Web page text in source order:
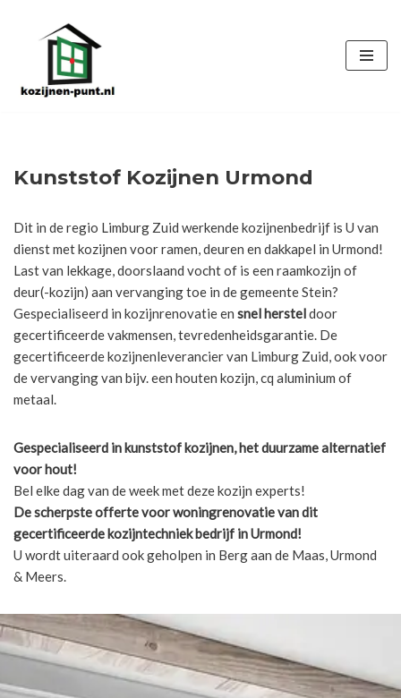
de
Kunststof Kozijnen Urmond
Dit in de regio Limburg Zuid werkende kozijnenbedrijf is U van
dienst met kozijnen voor ramen, deuren en dakkapel in Urmond!
Last van lekkage, doorslaand vocht of is een raamkozijn of
deur(-kozijn) aan vervanging toe in de gemeente Stein?
Gespecialiseerd in kozijnrenovatie en snel hersteldoor
gecertificeerde vakmensen, tevredenheidsgarantie. De
gecertificeerde kozijnenleverancier van Limburg Zuid, ook voor
de vervanging van bijv. een houten kozijn, cq aluminium of
metaal.
Gespecialiseerd in kunststof kozijnen, het duurzame alternatief
voor hout!
Bel elke dag van de week met deze kozijn experts!
De scherpsteofferte voor woningrenovatie van dit
gecertificeerde kozijntechniek bedrijf in Urmond!
U wordt uiteraard ook geholpen in Berg aan de Maas, Urmond
& Meers.